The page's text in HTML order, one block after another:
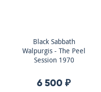
Black Sabbath
Walpurgis - The Peel
Session 1970
6 500 ₽